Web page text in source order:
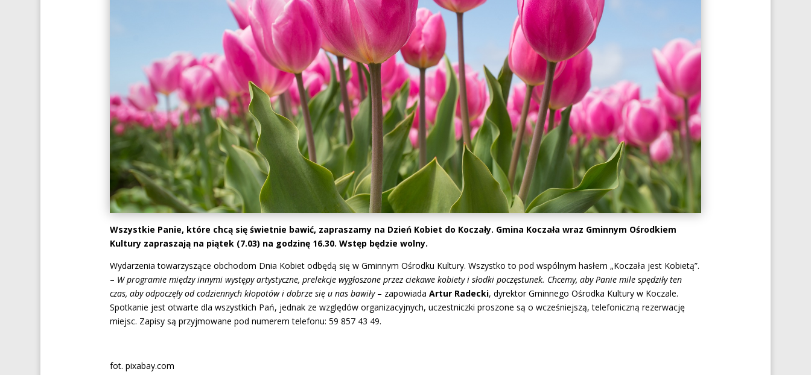
Wszystkie Panie, które chcą się świetnie bawić, zapraszamy na Dzień Kobiet do Koczały. Gmina Koczała wraz Gminnym Ośrodkiem
Kultury zapraszają na piątek (7.03) na godzinę 16.30. Wstęp będzie wolny.
Wydarzenia towarzyszące obchodom Dnia Kobiet odbędą się w Gminnym Ośrodku Kultury. Wszystko to pod wspólnym hasłem „Koczała jest Kobietą”.
– W programie między innymi występy artystyczne, prelekcje wygłoszone przez ciekawe kobiety i słodki poczęstunek. Chcemy, aby Panie mile spędziły ten
czas, aby odpoczęły od codziennych kłopotów i dobrze się u nas bawiły– zapowiadaArtur Radecki, dyrektor Gminnego Ośrodka Kultury w Koczale.
Spotkanie jest otwarte dla wszystkich Pań, jednak ze względów organizacyjnych, uczestniczki proszone są o wcześniejszą, telefoniczną rezerwację
miejsc. Zapisy są przyjmowane pod numerem telefonu: 59 857 43 49.
fot. pixabay.com